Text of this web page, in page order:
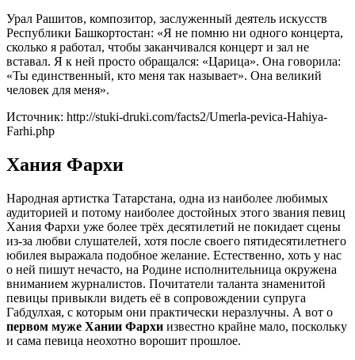
Урал Рашитов, композитор, заслуженный деятель искусств
Республики Башкортостан: «Я не помню ни одного концерта,
сколько я работал, чтобы заканчивался концерт и зал не
вставал. Я к ней просто обращался: «Царица». Она говорила:
«Ты единственный, кто меня так называет». Она великий
человек для меня».
Источник: http://stuki-druki.com/facts2/Umerla-pevica-Hahiya-
Farhi.php
Хания Фархи
Народная артистка Татарстана, одна из наиболее любимых
аудиторией и потому наиболее достойных этого звания певиц
Хания Фархи уже более трёх десятилетий не покидает сцены
из-за любви слушателей, хотя после своего пятидесятилетнего
юбилея выражала подобное желание. Естественно, хоть у нас
о ней пишут нечасто, на Родине исполнительница окружена
вниманием журналистов. Почитатели таланта знаменитой
певицы привыкли видеть её в сопровождении супруга
Габдулхая, с которым они практически неразлучны. А вот о
первом муже Хании Фархи известно крайне мало, поскольку
и сама певица неохотно ворошит прошлое.